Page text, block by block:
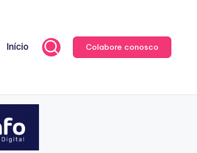
Início Colabore conosco